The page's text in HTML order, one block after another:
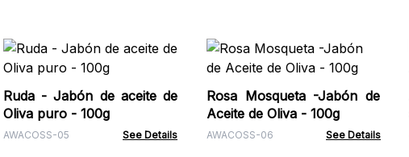
Ruda - Jabón de aceite de
Oliva puro - 100g
AWACOSS-05 See Details
Rosa Mosqueta -Jabón de
Aceite de Oliva - 100g
AWACOSS-06 See Details